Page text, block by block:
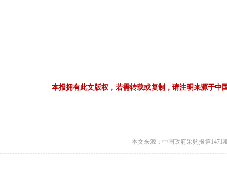
本报拥有此文版权，若需转载或复制，请注明来源于
本文来源：中国政府采购报第1471